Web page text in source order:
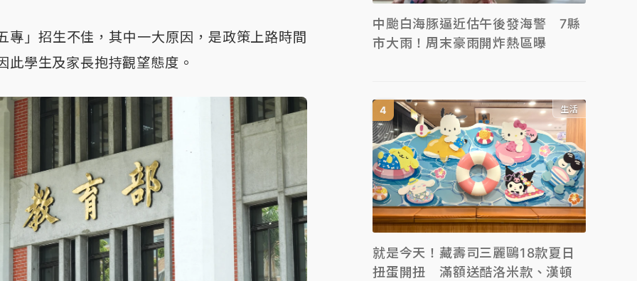
專」招生不佳，其中一大原因，是政策上路時間
此學生及家長抱持觀望態度。
中颱白海豚逼近估午後發海警 7縣
市大雨！周末豪雨開炸熱區曝
生活
就是今天！藏壽司三麗鷗18款夏日
扭蛋開扭 滿額送酷洛米款、漢頓